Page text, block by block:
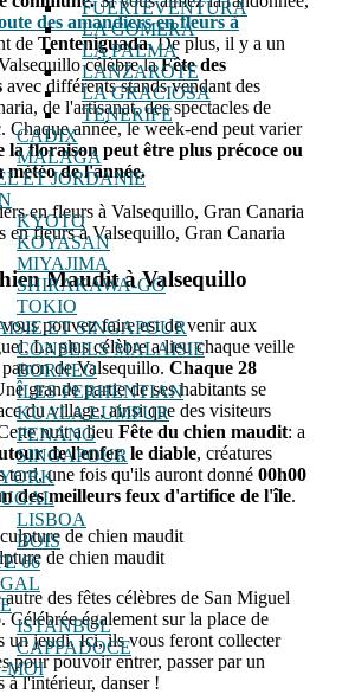
FUERTEVENTURA
LA GOMERA
LA PALMA
LANZAROTE
LA GRACIOSA
TENERIFE
CADIX
MALAGA
ET JORDANIE
KYOTO
KOYASAN
MIYAJIMA
SHIRAKAWA-GO
TOKIO
ET ​​SINGAPOUR
CONSEILS MALAISIE
BORNEO
ÎLES PERHENTIAN
KUALA LUMPUR
PENANG
SINGAPOUR
LISBOA
BOIS
66
ISTANBUL
CAPPADOCE
MOI
des amandiers en fleurs à
de Tenteniguada. De plus, il y a un
célèbre laFête des
avec différents stands vendant des
de l'artisanat, des spectacles de
Chaque année, le week-end peut varier
la floraison peut être plus précoce ou
de l'année.
en fleurs à Valsequillo, Gran Canaria
Maudit à Valsequillo
pouvez faire est de venir aux
La plus célèbre a lieu chaque veille
de Valsequillo. Chaque 28
grande partie de ses habitants se
du village, ainsi que des visiteurs
nuit a lieu Fête du chien maudit: a
de l'enfer, le diable, créatures
tard, une fois qu'ils auront donné 00h00
des meilleurs feux d'artifice de l'île.
de chien maudit
des fêtes célèbres de San Miguel
. Célébrée également sur la place de
un jeudi. Ici, ils vous feront collecter
pour pouvoir entrer, passer par un
à l'intérieur, danser !